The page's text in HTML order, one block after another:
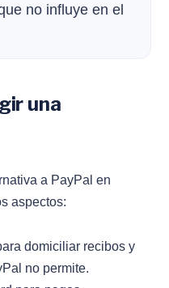
no influye en el
una
a PayPal en
aspectos:
domiciliar recibos y
no permite.